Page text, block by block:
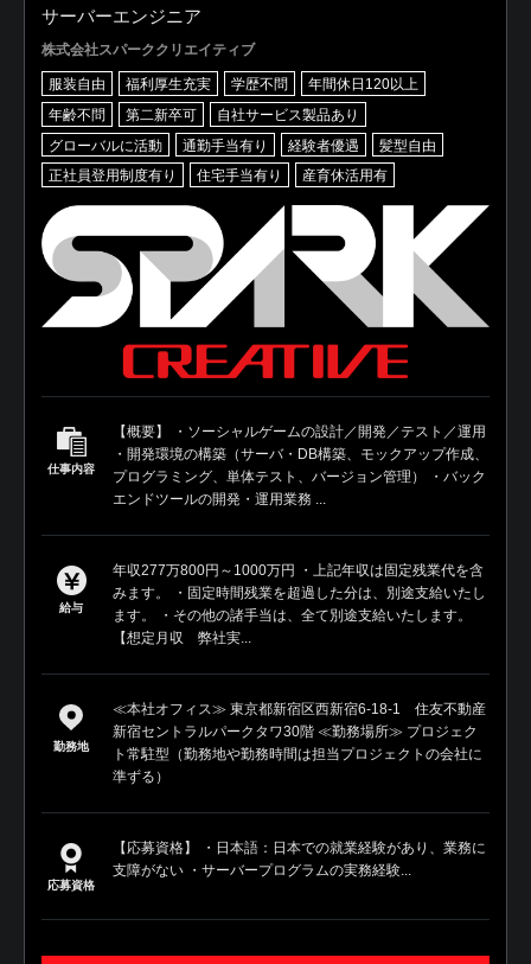
サーバーエンジニア
株式会社スパーククリエイティブ
服装自由 福利厚生充実 学歴不問
年間休日120以上
年齢不問
第二新卒可
自社サービス製品あり
グローバルに活動
通勤手当有り 経験者優遇
髪型自由
正社員登用制度有り
住宅手当有り 産育休活用有
仕事内容
【概要】 ・ソーシャルゲームの設計／開発／テスト／運用
・開発環境の構築（サーバ・DB構築、モックアップ作成、
プログラミング、単体テスト、バージョン管理） ・バック
エンドツールの開発・運用業務 ...
給与
年収277万800円～1000万円 ・上記年収は固定残業代を含
みます。 ・固定時間残業を超過した分は、別途支給いたし
ます。 ・その他の諸手当は、全て別途支給いたします。
【想定月収 弊社実...
勤務地
≪本社オフィス≫ 東京都新宿区西新宿6-18-1 住友不動産
新宿セントラルパークタワ30階 ≪勤務場所≫ プロジェク
ト常駐型（勤務地や勤務時間は担当プロジェクトの会社に
準ずる）
応募資格
【応募資格】 ・日本語：日本での就業経験があり、業務に
支障がない ・サーバープログラムの実務経験...